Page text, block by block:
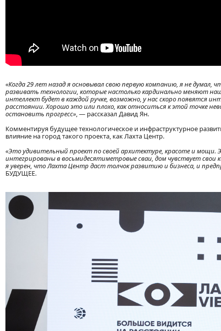
«Когда 29 лет назад я основывал свою первую компанию, я не
развивать технологии, которые настолько кардинально меняют
интеллект будет в каждой ручке, возможно, у нас скоро появятся
расстоянии. Хорошо это или плохо, как относиться к этой точке
остановить прогресс», — рассказал Давид Ян.
Комментируя будущее технологическое и инфраструктурное
влияние на город такого проекта, как Лахта Центр.
«Это удивительный проект по своей архитектуре, красоте и мощи.
интегрированы в восьмидесятиметровые сваи, дом чувствует
я уверен, что Лахта Центр даст толчок развитию и бизнеса, и
БУДУЩЕЕ.